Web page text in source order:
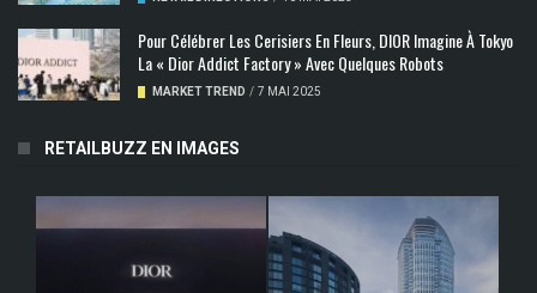
Pour Célébrer Les Cerisiers En Fleurs, DIOR Imagine À Tokyo
La « Dior Addict Factory » Avec Quelques Robots
MARKET TREND / 7 MAI 2025
RETAILBUZZ EN IMAGES